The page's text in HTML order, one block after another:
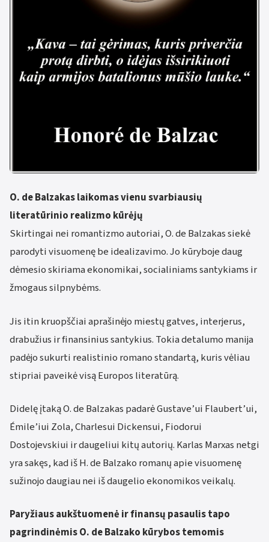
O. de Balzakas laikomas vienu svarbiausių
literatūrinio realizmo kūrėjų
Skirtingai nei romantizmo autoriai, O. de Balzakas siekė
parodyti visuomenę be idealizavimo. Jo kūryboje daug
dėmesio skiriama ekonomikai, socialiniams santykiams ir
žmogaus silpnybėms.
Jis itin kruopščiai aprašinėjo miestų gatves, interjerus,
drabužius ir finansinius santykius. Tokia detalumo manija
padėjo sukurti realistinio romano standartą, kuris vėliau
stipriai paveikė visą Europos literatūrą.
Didelę įtaką O. de Balzakas padarė Gustave’ui Flaubert’ui,
Émile’iui Zola, Charlesui Dickensui, Fiodorui
Dostojevskiui ir daugeliui kitų autorių. Karlas Marxas netgi
yra sakęs, kad iš H. de Balzako romanų apie visuomenę
sužinojo daugiau nei iš daugelio ekonomikos veikalų.
Paryžiaus aukštuomenė ir finansų pasaulis tapo
pagrindinėmis O. de Balzako kūrybos temomis